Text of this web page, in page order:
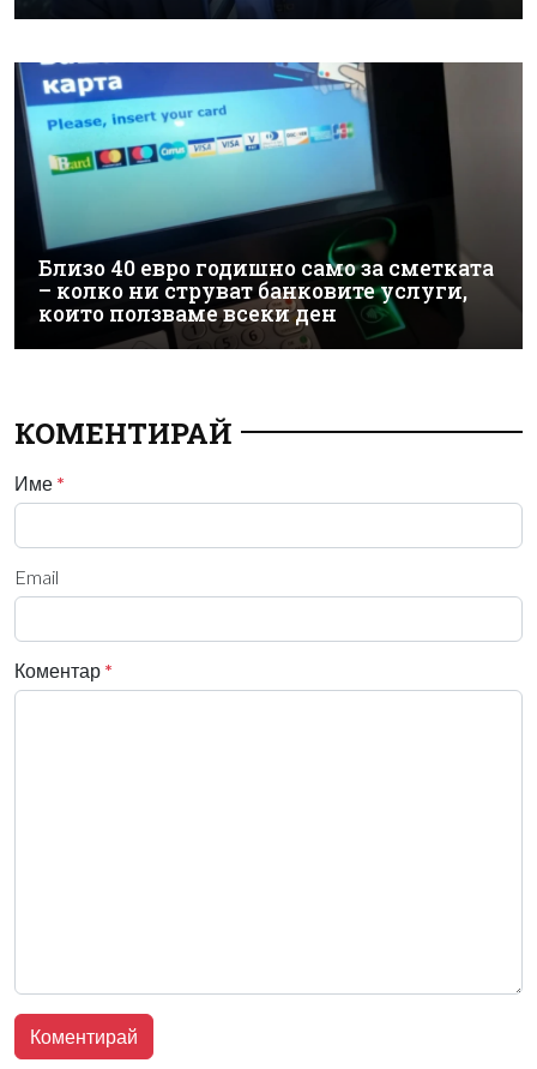
Близо 40 евро годишно само за сметката
– колко ни струват банковите услуги,
които ползваме всеки ден
КОМЕНТИРАЙ
Име *
Email
Коментар *